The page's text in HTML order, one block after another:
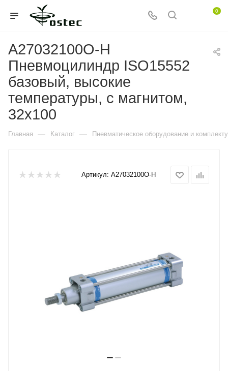
0
A27032100O-H
Пневмоцилиндр ISO15552
базовый, высокие
температуры, с магнитом,
32x100
Главная — Каталог — Пневматическое оборудование и
Артикул: A27032100O-H